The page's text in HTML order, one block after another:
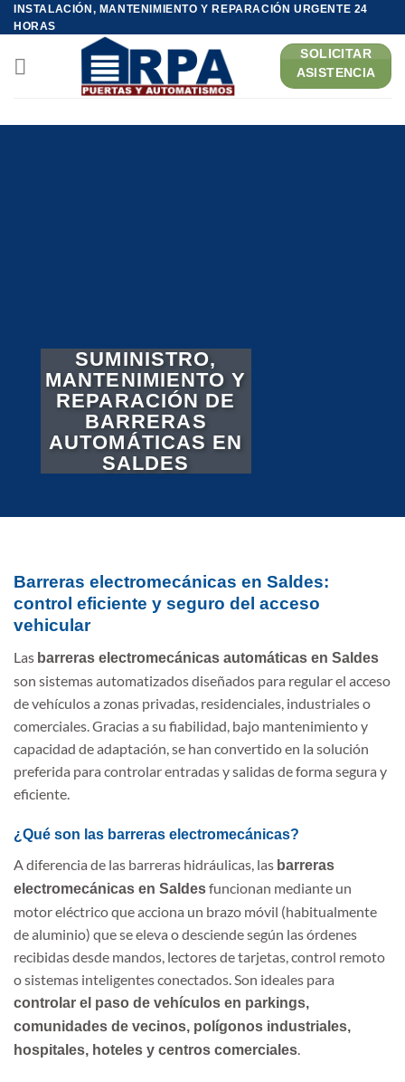
Saltar
al
contenido
INSTALACIÓN, MANTENIMIENTO Y REPARACIÓN URGENTE 24
HORAS
SOLICITAR
ASISTENCIA
SUMINISTRO,
MANTENIMIENTO Y
REPARACIÓN DE
BARRERAS
AUTOMÁTICAS EN
SALDES
Barreras electromecánicas en Saldes:
control eficiente y seguro del acceso
vehicular
Las barreras electromecánicas automáticas en Saldes
son sistemas automatizados diseñados para regular el acceso
de vehículos a zonas privadas, residenciales, industriales o
comerciales. Gracias a su fiabilidad, bajo mantenimiento y
capacidad de adaptación, se han convertido en la solución
preferida para controlar entradas y salidas de forma segura y
eficiente.
¿Qué son las barreras electromecánicas?
A diferencia de las barreras hidráulicas, las barreras
electromecánicas en Saldesfuncionan mediante un
motor eléctrico que acciona un brazo móvil (habitualmente
de aluminio) que se eleva o desciende según las órdenes
recibidas desde mandos, lectores de tarjetas, control remoto
o sistemas inteligentes conectados. Son ideales para
controlar el paso de vehículos en parkings,
comunidades de vecinos, polígonos industriales,
hospitales, hoteles y centros comerciales.